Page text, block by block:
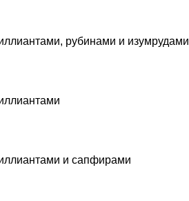
рубинами и изумрудами
и сапфирами